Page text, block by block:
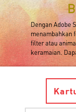
Dengan Adobe
menambahkan
filter atau
keramaian.